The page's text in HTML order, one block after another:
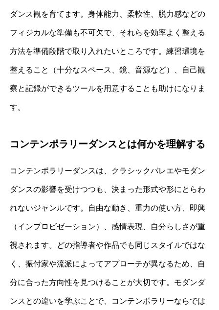
ダンス観を育てます。身体能力、柔軟性、脱力感などの
フィジカルな準備も不可欠で、それらを効率よく整える
方法を準備段階で取り入れたいところです。練習環境を
整えること（十分なスペース、鏡、音源など）、自己観
察と記録ができるツールを用意することも助けになりま
す。
コンテンポラリーダンスとは何かを理解する
コンテンポラリーダンスは、クラシックバレエやモダン
ダンスの影響を受けつつも、決まった形式や形にとらわ
れないジャンルです。自由な動き、重力の使い方、即興
（インプロビゼーション）、感情表現、自分らしさが重
視されます。どの指導者や作品でも同じスタイルではな
く、振付家や流派によってアプローチが異なるため、自
分に合った方向性を見つけることが大切です。モダンダ
ンスとの違いを学ぶことで、コンテンポラリーならでは